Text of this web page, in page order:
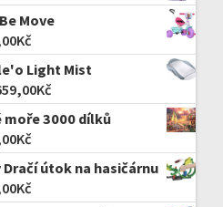
Move
Kč
Light Mist
Kč
3000 dílků
Kč
útok na hasičárnu
Kč